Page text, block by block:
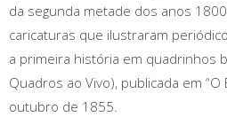
da segunda metade dos anos
caricaturas que ilustraram
a primeira história em quadrinhos
Quadros ao Vivo), publicada em
outubro de 1855.